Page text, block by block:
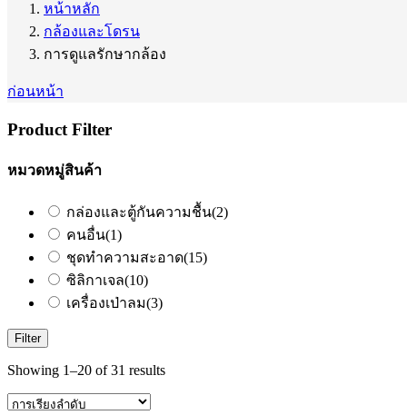
หน้าหลัก
กล้องและโดรน
การดูแลรักษากล้อง
ก่อนหน้า
Product Filter
หมวดหมู่สินค้า
กล่องและตู้กันความชื้น(2)
คนอื่น(1)
ชุดทำความสะอาด(15)
ซิลิกาเจล(10)
เครื่องเป่าลม(3)
Filter
Showing 1–20 of 31 results